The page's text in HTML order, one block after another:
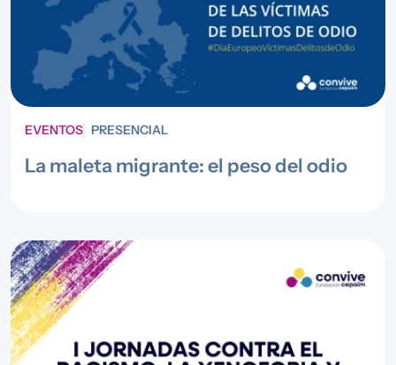
EVENTOS PRESENCIAL
La maleta migrante: el peso del odio